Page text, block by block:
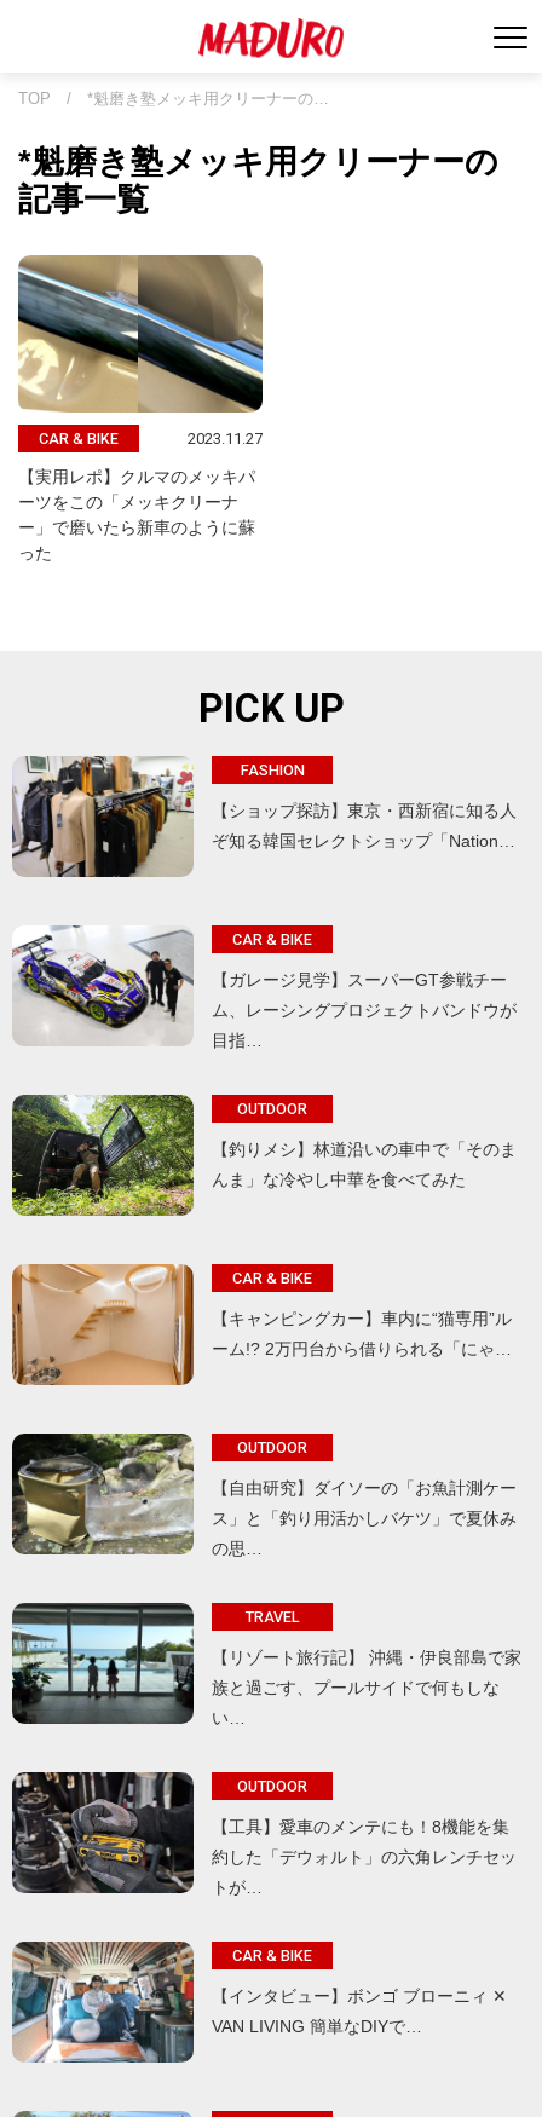
TOP / *魁磨き塾メッキ用クリーナーの…
*魁磨き塾メッキ用クリーナーの
記事一覧
CAR & BIKE 2023.11.27
【実用レポ】クルマのメッキパ
ーツをこの「メッキクリーナ
ー」で磨いたら新車のように蘇
った
PICK UP
FASHION
【ショップ探訪】東京・西新宿に知る人
ぞ知る韓国セレクトショップ「Nation…
CAR & BIKE
【ガレージ見学】スーパーGT参戦チー
ム、レーシングプロジェクトバンドウが
目指…
OUTDOOR
【釣りメシ】林道沿いの車中で「そのま
んま」な冷やし中華を食べてみた
CAR & BIKE
【キャンピングカー】車内に“猫専用”ル
ーム!? 2万円台から借りられる「にゃ…
OUTDOOR
【自由研究】ダイソーの「お魚計測ケー
ス」と「釣り用活かしバケツ」で夏休み
の思…
TRAVEL
【リゾート旅行記】 沖縄・伊良部島で家
族と過ごす、プールサイドで何もしな
い…
OUTDOOR
【工具】愛車のメンテにも！8機能を集
約した「デウォルト」の六角レンチセッ
トが…
CAR & BIKE
【インタビュー】ボンゴ ブローニィ ✕
VAN LIVING 簡単なDIYで…